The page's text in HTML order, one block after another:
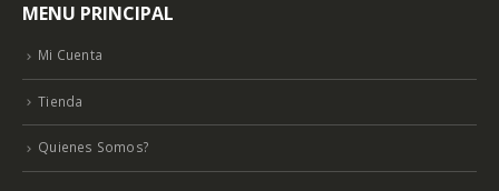
MENU PRINCIPAL
Mi Cuenta
Tienda
Quienes Somos?